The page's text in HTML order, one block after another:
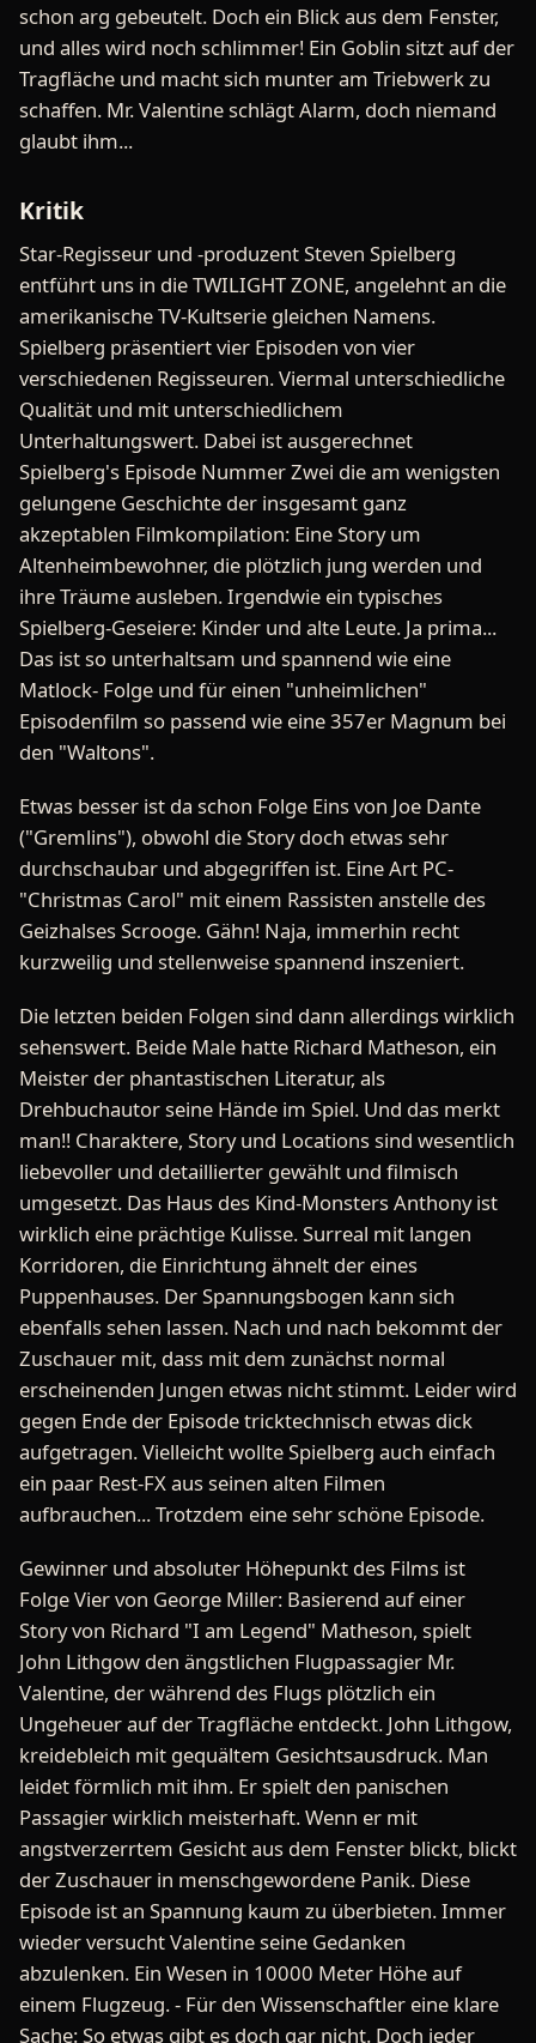
schon arg gebeutelt. Doch ein Blick aus dem Fenster,
und alles wird noch schlimmer! Ein Goblin sitzt auf der
Tragfläche und macht sich munter am Triebwerk zu
schaffen. Mr. Valentine schlägt Alarm, doch niemand
glaubt ihm...
Kritik
Star-Regisseur und -produzent Steven Spielberg
entführt uns in die TWILIGHT ZONE, angelehnt an die
amerikanische TV-Kultserie gleichen Namens.
Spielberg präsentiert vier Episoden von vier
verschiedenen Regisseuren. Viermal unterschiedliche
Qualität und mit unterschiedlichem
Unterhaltungswert. Dabei ist ausgerechnet
Spielberg's Episode Nummer Zwei die am wenigsten
gelungene Geschichte der insgesamt ganz
akzeptablen Filmkompilation: Eine Story um
Altenheimbewohner, die plötzlich jung werden und
ihre Träume ausleben. Irgendwie ein typisches
Spielberg-Geseiere: Kinder und alte Leute. Ja prima...
Das ist so unterhaltsam und spannend wie eine
Matlock- Folge und für einen "unheimlichen"
Episodenfilm so passend wie eine 357er Magnum bei
den "Waltons".
Etwas besser ist da schon Folge Eins von Joe Dante
("Gremlins"), obwohl die Story doch etwas sehr
durchschaubar und abgegriffen ist. Eine Art PC-
"Christmas Carol" mit einem Rassisten anstelle des
Geizhalses Scrooge. Gähn! Naja, immerhin recht
kurzweilig und stellenweise spannend inszeniert.
Die letzten beiden Folgen sind dann allerdings wirklich
sehenswert. Beide Male hatte Richard Matheson, ein
Meister der phantastischen Literatur, als
Drehbuchautor seine Hände im Spiel. Und das merkt
man!! Charaktere, Story und Locations sind wesentlich
liebevoller und detaillierter gewählt und filmisch
umgesetzt. Das Haus des Kind-Monsters Anthony ist
wirklich eine prächtige Kulisse. Surreal mit langen
Korridoren, die Einrichtung ähnelt der eines
Puppenhauses. Der Spannungsbogen kann sich
ebenfalls sehen lassen. Nach und nach bekommt der
Zuschauer mit, dass mit dem zunächst normal
erscheinenden Jungen etwas nicht stimmt. Leider wird
gegen Ende der Episode tricktechnisch etwas dick
aufgetragen. Vielleicht wollte Spielberg auch einfach
ein paar Rest-FX aus seinen alten Filmen
aufbrauchen... Trotzdem eine sehr schöne Episode.
Gewinner und absoluter Höhepunkt des Films ist
Folge Vier von George Miller: Basierend auf einer
Story von Richard "I am Legend" Matheson, spielt
John Lithgow den ängstlichen Flugpassagier Mr.
Valentine, der während des Flugs plötzlich ein
Ungeheuer auf der Tragfläche entdeckt. John Lithgow,
kreidebleich mit gequältem Gesichtsausdruck. Man
leidet förmlich mit ihm. Er spielt den panischen
Passagier wirklich meisterhaft. Wenn er mit
angstverzerrtem Gesicht aus dem Fenster blickt, blickt
der Zuschauer in menschgewordene Panik. Diese
Episode ist an Spannung kaum zu überbieten. Immer
wieder versucht Valentine seine Gedanken
abzulenken. Ein Wesen in 10000 Meter Höhe auf
einem Flugzeug. - Für den Wissenschaftler eine klare
Sache: So etwas gibt es doch gar nicht. Doch jeder